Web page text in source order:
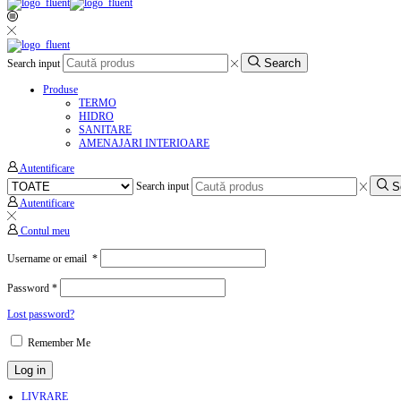
Search input Search
Produse
TERMO
HIDRO
SANITARE
AMENAJARI INTERIOARE
Autentificare
Search input
Autentificare
Contul meu
Username or email *
Password *
Lost password?
Remember Me
Log in
LIVRARE